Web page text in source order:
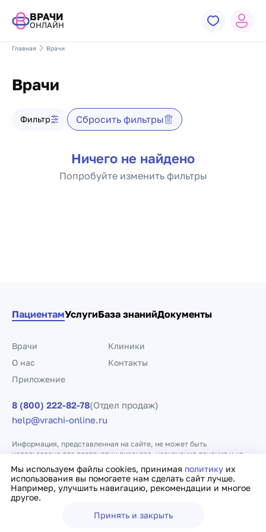
ВРАЧИ
ОНЛАЙН
Главная Врачи
Врачи
Фильтр врачей
Фильтр Сбросить фильтры
Список врачейНичего не найдено
Попробуйте изменить фильтры
Мы используем файлы cookies, принимая политику их
использования вы помогаете нам сделать сайт лучше.
Например, улучшить навигацию, рекомендации и многое
другое.
Принять и закрыть
ПациентамУслугиБаза знанийДокументы
Врачи
Клиники
О нас
Контакты
Приложение
8 (800) 222-82-78(Отдел продаж)
help@vrachi-online.ru
Информация, представленная на сайте, не может быть
использована для постановки диагноза, назначения лечения и не
заменяет прием врача.
Политика конфиденциальности Договор оферты